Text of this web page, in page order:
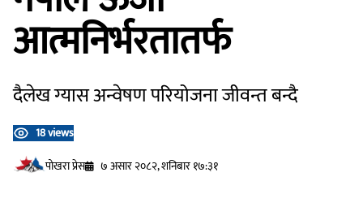
आत्मनिर्भरतातर्फ
दैलेख ग्यास अन्वेषण परियोजना जीवन्त बन्दै
18 views
प‍ोखरा प्रेस
७ असार २०८२, शनिबार १७:३१